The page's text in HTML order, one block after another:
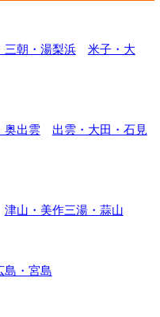
三朝・湯梨浜
米子・大
奥出雲
出雲・大田・石見
津山・美作三湯・蒜山
島・宮島